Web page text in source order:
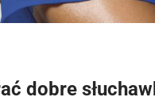
dobre